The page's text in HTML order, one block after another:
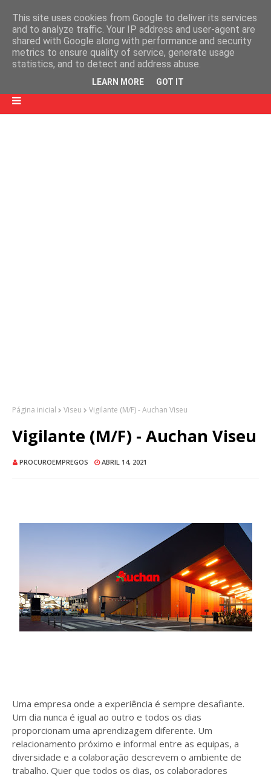
Página inicial Viseu Vigilante (M/F) - Auchan Viseu
Vigilante (M/F) - Auchan Viseu
PROCUROEMPREGOS ABRIL 14, 2021
Uma empresa onde a experiência é sempre desafiante.
Um dia nunca é igual ao outro e todos os dias
proporcionam uma aprendizagem diferente. Um
relacionamento próximo e informal entre as equipas, a
diversidade e a colaboração descrevem o ambiente de
trabalho. Quer que todos os dias, os colaboradores
This site uses cookies from Google to deliver its services
and to analyze traffic. Your IP address and user-agent are
shared with Google along with performance and security
metrics to ensure quality of service, generate usage
statistics, and to detect and address abuse.
LEARN MORE GOT IT